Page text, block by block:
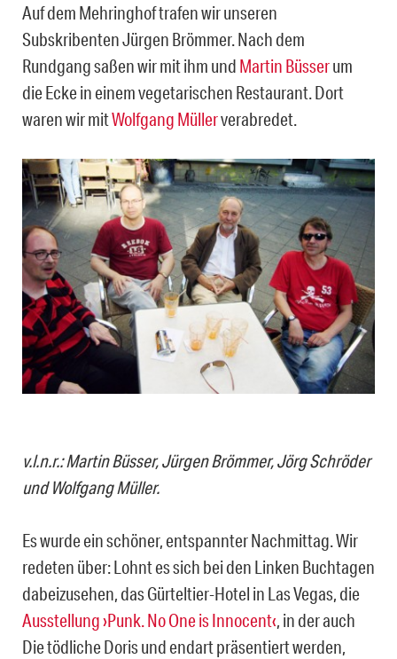
Auf dem Mehringhof trafen wir unseren
Subskribenten Jürgen Brömmer. Nach dem
Rundgang saßen wir mit ihm und Martin Büsserum
die Eckein einem vegetarischen Restaurant. Dort
waren wir mitWolfgang Müllerverabredet.
v.l.n.r.: Martin Büsser, Jürgen Brömmer, Jörg Schröder
und Wolfgang Müller.
Es wurde ein schöner, entspannter Nachmittag. Wir
redeten über: Lohnt es sich bei den Linken Buchtagen
dabeizusehen, das Gürteltier-Hotel in Las Vegas, die
Ausstellung ›Punk. No One is Innocent‹, in der auch
Die tödliche Doris und endart präsentiert werden,